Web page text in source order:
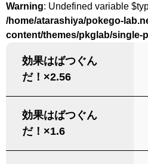
Warning: Undefined variable
/home/atarashiya/pokego-
content/themes/pkglab/single-
効果はばつぐん
だ！×2.56
効果はばつぐん
だ！×1.6